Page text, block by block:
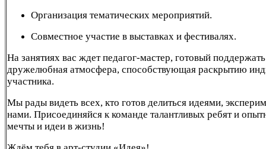
Организация тематических мероприятий.
Совместное участие в выставках и фестивалях.
На занятиях вас ждет педагог-мастер, готовый
дружелюбная атмосфера, способствующая раскрытию
участника.
Мы рады видеть всех, кто готов делиться идеями,
нами. Присоединяйся к команде талантливых ребят и
мечты и идеи в жизнь!